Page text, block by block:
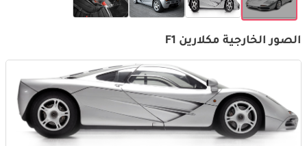
الصور الخارجية مكلارين F1